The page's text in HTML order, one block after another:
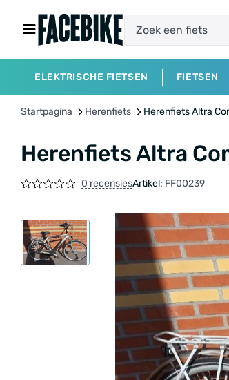
ELEKTRISCHE FIETSEN FIETSEN
Startpagina Herenfiets Herenfiets Altra
Herenfiets Altra
0 recensiesArtikel: FF00239